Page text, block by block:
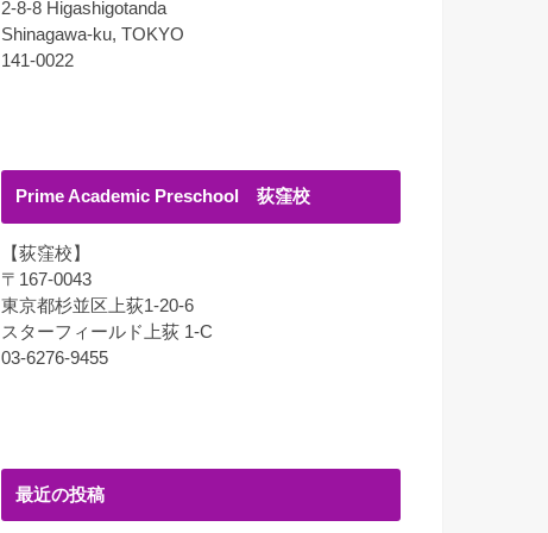
2-8-8 Higashigotanda
Shinagawa-ku, TOKYO
141-0022
Prime Academic Preschool 荻窪校
【荻窪校】
〒167-0043
東京都杉並区上荻1-20-6
スターフィールド上荻 1-C
03-6276-9455
最近の投稿